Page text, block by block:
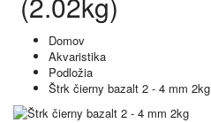
Domov
Akvaristika
Podložia
Štrk čierny bazalt 2 - 4 mm 2kg